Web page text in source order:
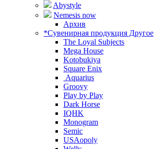
Abystyle
Nemesis now
Архив
*Сувенирная продукция Другое
The Loyal Subjects
Mega House
Kotobukiya
Square Enix
Aquarius
Groovy
Play by Play
Dark Horse
IQHK
Monogram
Semic
USAopoly